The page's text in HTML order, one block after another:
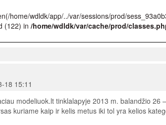
home/wdldk/app/../var/sessions/prod/
(122) in /home/wdldk/var/cache/prod/
18 15:11
modeliuok.lt tinklalapyje 2013 m. balandžio 26
kuriame kaip ir kelis metus iki tol yra kelios